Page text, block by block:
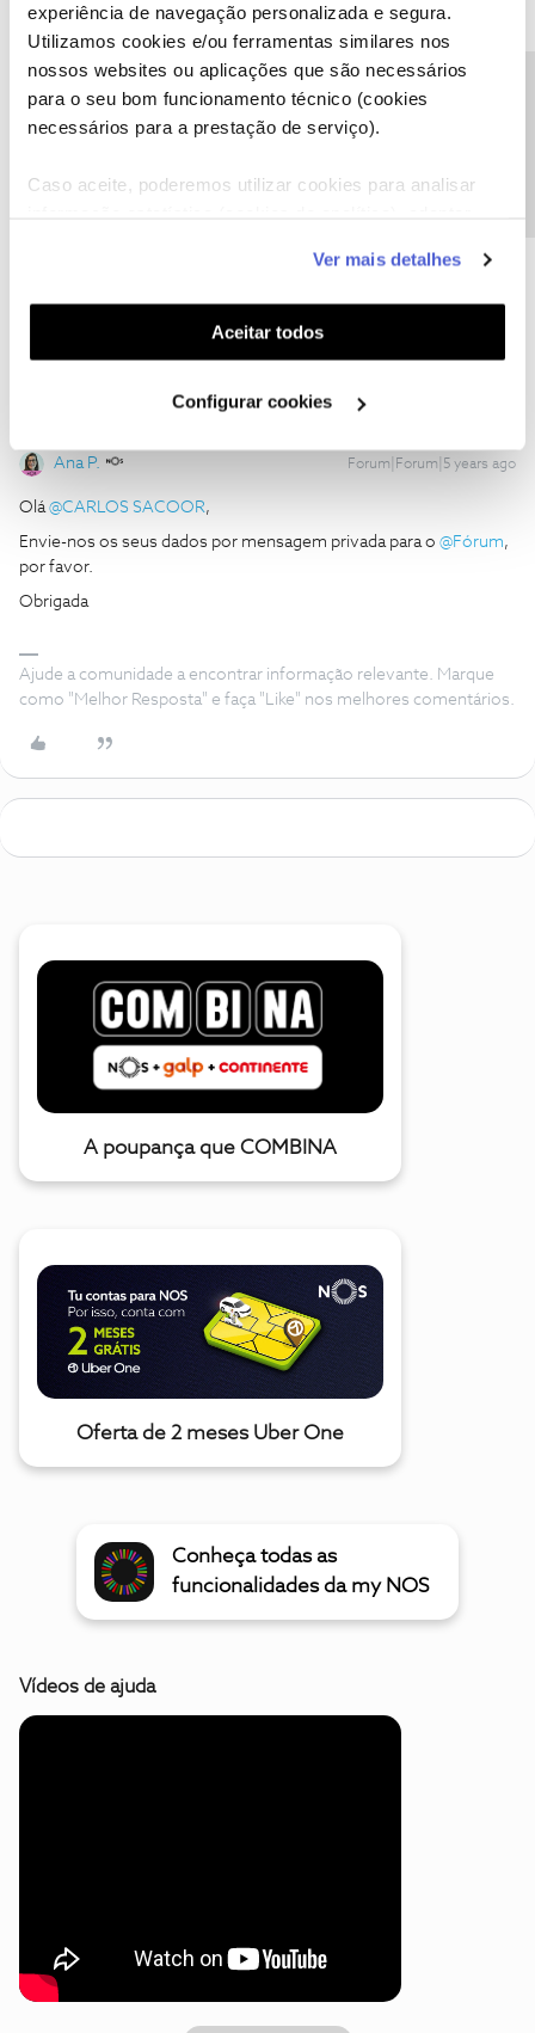
experiência de navegação personalizada e segura.
Utilizamos cookies e/ou ferramentas similares nos
nossos websites ou aplicações que são necessários
para o seu bom funcionamento técnico (cookies
necessários para a prestação de serviço).
Caso aceite, poderemos utilizar cookies para analisar
funcionalidades (cookies de personalização e
funcionalidade) e adaptar anúncios aos seus interesses
(cookies de publicidade personalizada). Pode gerir a
utilização dos cookies clicando em "Configurar
Ver mais detalhes
Aceitar todos
Configurar cookies
Obrigada
Ajude a comunidade a encontrar informação relevante. Marque
Forum|Forum|5 years ago
Número de cliente NOS Cxxxxxxx
Ana P. Forum|Forum|5 years ago
Olá@CARLOS SACOOR,
Envie-nos os seus dados por mensagem privada para o @Fórum,
por favor.
Obrigada
Ajude a comunidade a encontrar informação relevante. Marque
como "Melhor Resposta" e faça "Like" nos melhores comentários.
A poupança que COMBINA
Oferta de 2 meses Uber One
Conheça todas as
funcionalidades da my NOS
Vídeos de ajuda